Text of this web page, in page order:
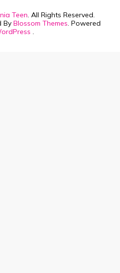
Teen. All Rights Reserved.
By Blossom Themes. Powered
.